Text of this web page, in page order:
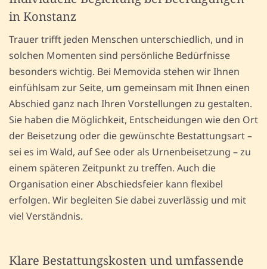
in Konstanz
Trauer trifft jeden Menschen unterschiedlich, und in
solchen Momenten sind persönliche Bedürfnisse
besonders wichtig. Bei Memovida stehen wir Ihnen
einfühlsam zur Seite, um gemeinsam mit Ihnen einen
Abschied ganz nach Ihren Vorstellungen zu gestalten.
Sie haben die Möglichkeit, Entscheidungen wie den Ort
der Beisetzung oder die gewünschte Bestattungsart –
sei es im Wald, auf See oder als Urnenbeisetzung – zu
einem späteren Zeitpunkt zu treffen. Auch die
Organisation einer Abschiedsfeier kann flexibel
erfolgen. Wir begleiten Sie dabei zuverlässig und mit
viel Verständnis.
Klare Bestattungskosten und umfassende